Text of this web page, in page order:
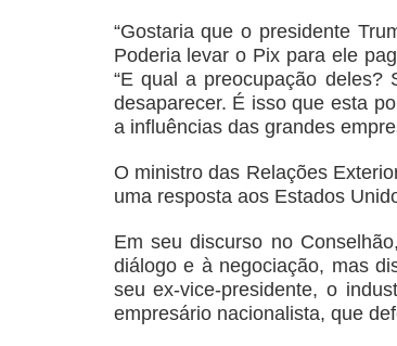
“Gostaria que o presidente
Poderia levar o Pix para ele
“E qual a preocupação
desaparecer. É isso que esta
a influências das grandes
O ministro das Relações
uma resposta aos Estados
Em seu discurso no
diálogo e à negociação, mas
seu ex-vice-presidente, o
empresário nacionalista, que